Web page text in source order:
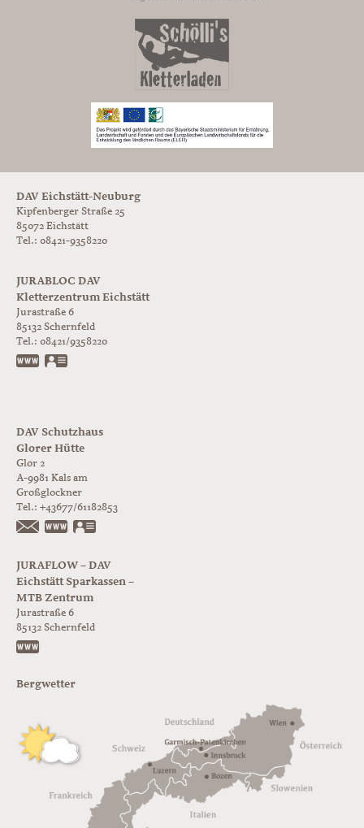
DAV Eichstätt-Neuburg
Kipfenberger Straße 25
85072 Eichstätt
Tel.: 08421-9358220
JURABLOC DAV
Kletterzentrum Eichstätt
Jurastraße 6
85132 Schernfeld
Tel.: 08421/9358220
www.jurabloc.de
DAV Schutzhaus
Glorer Hütte
Glor 2
A-9981 Kals am
Großglockner
Tel.: +43677/61182853
https://www.glorer-huette.at/
JURAFLOW – DAV
Eichstätt Sparkassen –
MTB Zentrum
Jurastraße 6
85132 Schernfeld
Bergwetter